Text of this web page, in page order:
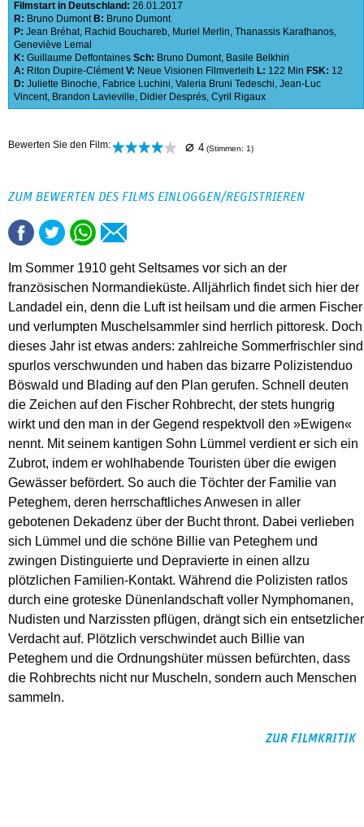
Filmstart in Deutschland: 26.01.2017
R: Bruno Dumont B: Bruno Dumont
P: Jean Bréhat, Rachid Bouchareb, Muriel Merlin, Thanassis Karathanos,
Geneviève Lemal
K: Guillaume Deffontaines Sch: Bruno Dumont, Basile Belkhiri
A: Riton Dupire-Clément V: Neue Visionen Filmverleih L: 122 Min FSK: 12
D: Juliette Binoche, Fabrice Luchini, Valeria Bruni Tedeschi, Jean-Luc
Vincent, Brandon Lavieville, Didier Després, Cyril Rigaux
Bewerten Sie den Film: ⌀ 4 (Stimmen: 1)
ZUM BEWERTEN DES FILMS EINLOGGEN/REGISTRIEREN
Im Sommer 1910 geht Seltsames vor sich an der
französischen Normandieküste. Alljährlich findet sich hier der
Landadel ein, denn die Luft ist heilsam und die armen Fischer
und verlumpten Muschelsammler sind herrlich pittoresk. Doch
dieses Jahr ist etwas anders: zahlreiche Sommerfrischler sind
spurlos verschwunden und haben das bizarre Polizistenduo
Böswald und Blading auf den Plan gerufen. Schnell deuten
die Zeichen auf den Fischer Rohbrecht, der stets hungrig
wirkt und den man in der Gegend respektvoll den »Ewigen«
nennt. Mit seinem kantigen Sohn Lümmel verdient er sich ein
Zubrot, indem er wohlhabende Touristen über die ewigen
Gewässer befördert. So auch die Töchter der Familie van
Peteghem, deren herrschaftliches Anwesen in aller
gebotenen Dekadenz über der Bucht thront. Dabei verlieben
sich Lümmel und die schöne Billie van Peteghem und
zwingen Distinguierte und Depravierte in einen allzu
plötzlichen Familien-Kontakt. Während die Polizisten ratlos
durch eine groteske Dünenlandschaft voller Nymphomanen,
Nudisten und Narzissten pflügen, drängt sich ein entsetzlicher
Verdacht auf. Plötzlich verschwindet auch Billie van
Peteghem und die Ordnungshüter müssen befürchten, dass
die Rohbrechts nicht nur Muscheln, sondern auch Menschen
sammeln.
ZUR FILMKRITIK